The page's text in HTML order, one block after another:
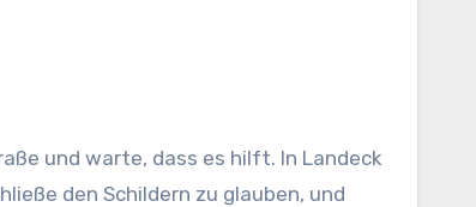
und warte, dass es hilft. In Landeck
den Schildern zu glauben, und